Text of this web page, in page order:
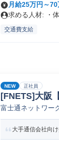
月給25万円～70
求める人材: ・
交通費支給
NEW 正社員
[FNETS]大阪
プロダクトマ
富士通ネットワー
大手通信会社向